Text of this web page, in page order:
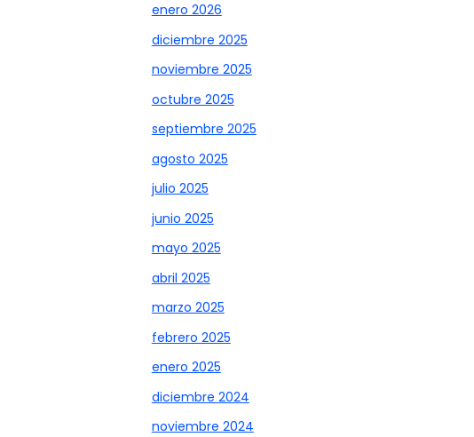
enero 2026
diciembre 2025
noviembre 2025
octubre 2025
septiembre 2025
agosto 2025
julio 2025
junio 2025
mayo 2025
abril 2025
marzo 2025
febrero 2025
enero 2025
diciembre 2024
noviembre 2024